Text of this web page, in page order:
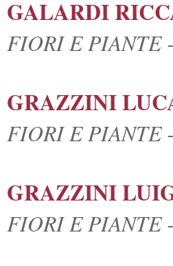
GALARDI
FIORI E PIANTE
GRAZZINI
FIORI E PIANTE
GRAZZINI
FIORI E PIANTE